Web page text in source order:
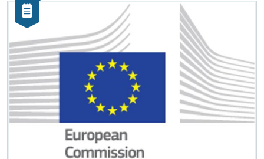
Kategorie:
Artikel